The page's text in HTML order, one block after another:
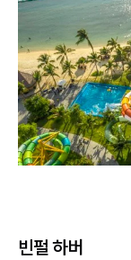
빈펄 하버